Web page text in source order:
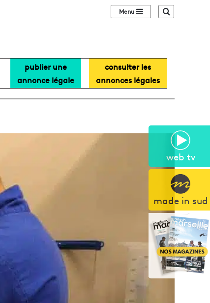
web tv
made in sud
Sidebar (barre
publier une
annonce légale
consulter les
annonces légales